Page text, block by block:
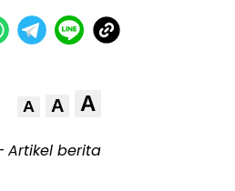
A A A
Artikel berita